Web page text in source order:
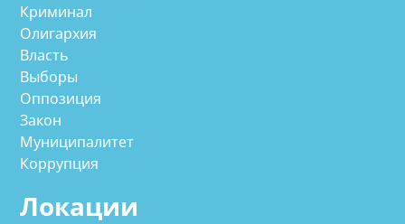
Криминал
Олигархия
Власть
Выборы
Оппозиция
Закон
Муниципалитет
Коррупция
Локации